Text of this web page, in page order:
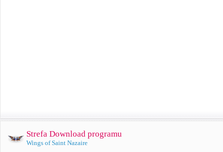
Strefa Download programu
Wings of Saint Nazaire